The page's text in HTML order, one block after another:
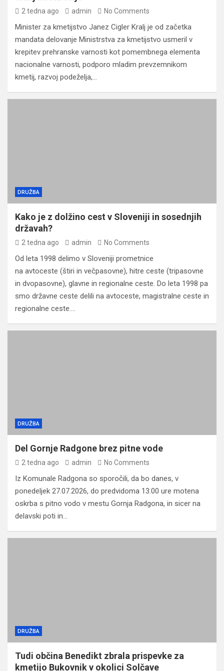
2 tedna ago admin No Comments
Minister za kmetijstvo Janez Cigler Kralj je od začetka
mandata delovanje Ministrstva za kmetijstvo usmeril v
krepitev prehranske varnosti kot pomembnega elementa
nacionalne varnosti, podporo mladim prevzemnikom
kmetij, razvoj podeželja,…
DRUŽBA
Kako je z dolžino cest v Sloveniji in sosednjih
državah?
2 tedna ago admin No Comments
Od leta 1998 delimo v Sloveniji prometnice
na avtoceste (štiri in večpasovne), hitre ceste (tripasovne
in dvopasovne), glavne in regionalne ceste. Do leta 1998 pa
smo državne ceste delili na avtoceste, magistralne ceste in
regionalne ceste.…
DRUŽBA
Del Gornje Radgone brez pitne vode
2 tedna ago admin No Comments
Iz Komunale Radgona so sporočili, da bo danes, v
ponedeljek 27.07.2026, do predvidoma 13.00 ure motena
oskrba s pitno vodo v mestu Gornja Radgona, in sicer na
delavski poti in…
DRUŽBA
Tudi občina Benedikt zbrala prispevke za
kmetijo Bukovnik v okolici Solčave